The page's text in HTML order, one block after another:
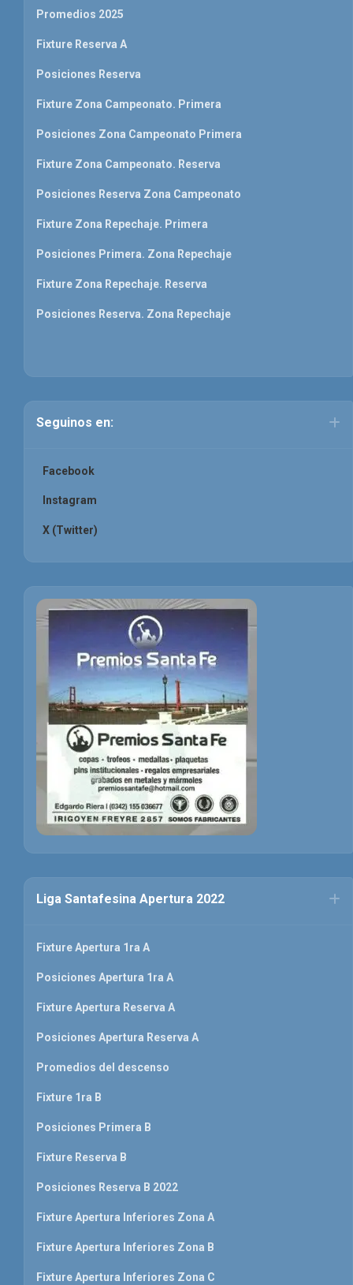
Promedios 2025
Fixture Reserva A
Posiciones Reserva
Fixture Zona Campeonato. Primera
Posiciones Zona Campeonato Primera
Fixture Zona Campeonato. Reserva
Posiciones Reserva Zona Campeonato
Fixture Zona Repechaje. Primera
Posiciones Primera. Zona Repechaje
Fixture Zona Repechaje. Reserva
Posiciones Reserva. Zona Repechaje
Seguinos en:
Facebook
Instagram
X (Twitter)
Liga Santafesina Apertura 2022
Fixture Apertura 1ra A
Posiciones Apertura 1ra A
Fixture Apertura Reserva A
Posiciones Apertura Reserva A
Promedios del descenso
Fixture 1ra B
Posiciones Primera B
Fixture Reserva B
Posiciones Reserva B 2022
Fixture Apertura Inferiores Zona A
Fixture Apertura Inferiores Zona B
Fixture Apertura Inferiores Zona C